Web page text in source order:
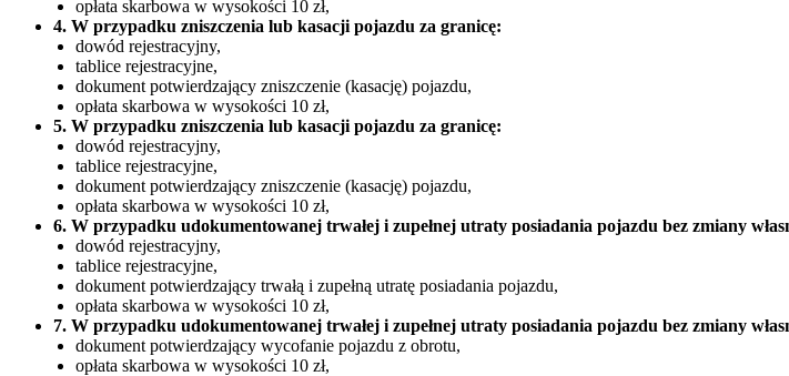
opłata skarbowa w wysokości 10 zł,
4. W przypadku zniszczenia lub kasacji pojazdu za granicę:
dowód rejestracyjny,
tablice rejestracyjne,
dokument potwierdzający zniszczenie (kasację) pojazdu,
opłata skarbowa w wysokości 10 zł,
5. W przypadku zniszczenia lub kasacji pojazdu za granicę:
dowód rejestracyjny,
tablice rejestracyjne,
dokument potwierdzający zniszczenie (kasację) pojazdu,
opłata skarbowa w wysokości 10 zł,
6. W przypadku udokumentowanej trwałej i zupełnej utraty posiadania pojazdu bez zmiany
dowód rejestracyjny,
tablice rejestracyjne,
dokument potwierdzający trwałą i zupełną utratę posiadania pojazdu,
opłata skarbowa w wysokości 10 zł,
7. W przypadku udokumentowanej trwałej i zupełnej utraty posiadania pojazdu bez zmiany
dokument potwierdzający wycofanie pojazdu z obrotu,
opłata skarbowa w wysokości 10 zł,